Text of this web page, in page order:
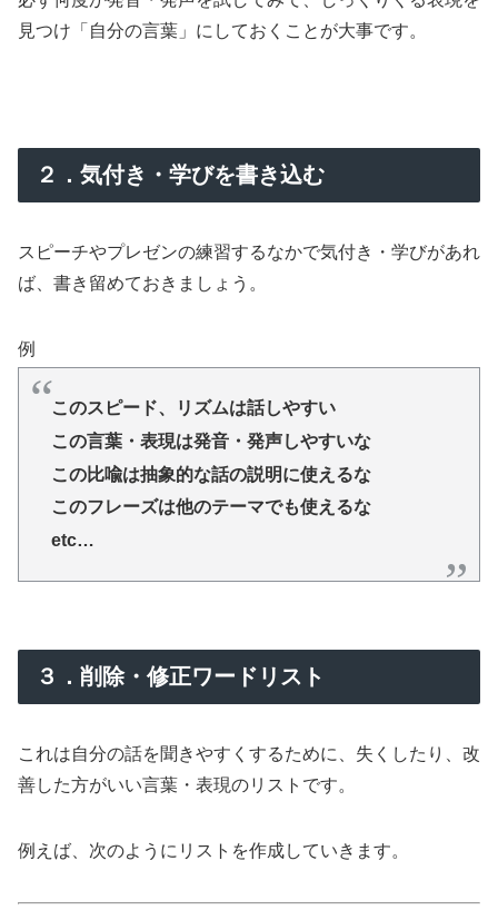
見つけ「自分の言葉」にしておくことが大事です。
２．気付き・学びを書き込む
スピーチやプレゼンの練習するなかで気付き・学びがあれ
ば、書き留めておきましょう。
例
このスピード、リズムは話しやすい
この言葉・表現は発音・発声しやすいな
この比喩は抽象的な話の説明に使えるな
このフレーズは他のテーマでも使えるな
etc…
３．削除・修正ワードリスト
これは自分の話を聞きやすくするために、失くしたり、改
善した方がいい言葉・表現のリストです。
例えば、次のようにリストを作成していきます。